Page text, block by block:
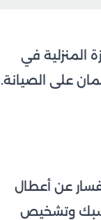
المنزلية في
على الصيانة.
عن أعطال
موعد يناسبك وتشخيص